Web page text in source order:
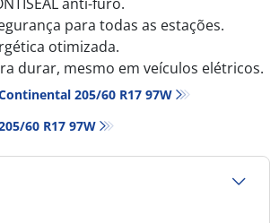
para todas as estações.
otimizada.
durar, mesmo em veículos elétricos.
205/60 R17 97W
60 R17 97W